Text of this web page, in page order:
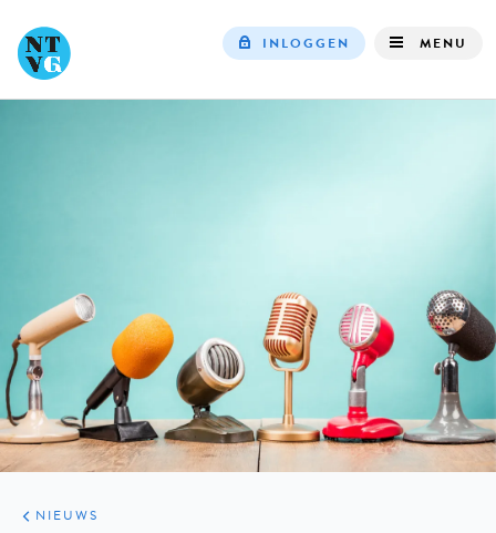
INLOGGEN MENU
ARTIKELEN
HET
KORT
NIEUWS